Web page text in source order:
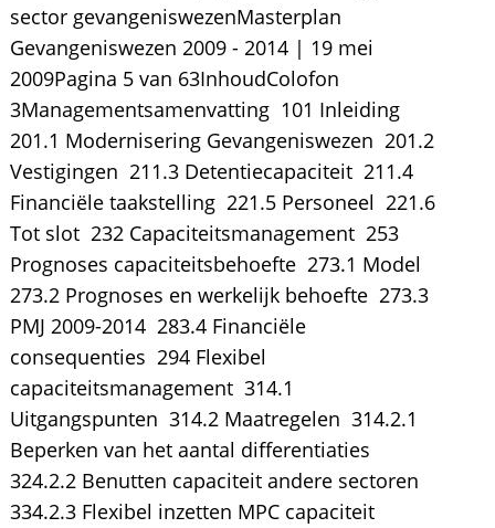
sector gevangeniswezenMasterplan
Gevangeniswezen 2009 - 2014 | 19 mei
2009Pagina 5 van 63InhoudColofon 
3Managementsamenvatting  101 Inleiding 
201.1 Modernisering Gevangeniswezen  201.2
Vestigingen  211.3 Detentiecapaciteit  211.4
Financiële taakstelling  221.5 Personeel  221.6
Tot slot  232 Capaciteitsmanagement  253
Prognoses capaciteitsbehoefte  273.1 Model 
273.2 Prognoses en werkelijk behoefte  273.3
PMJ 2009-2014  283.4 Financiële
consequenties  294 Flexibel
capaciteitsmanagement  314.1
Uitgangspunten  314.2 Maatregelen  314.2.1
Beperken van het aantal differentiaties 
324.2.2 Benutten capaciteit andere sectoren 
334.2.3 Flexibel inzetten MPC capaciteit 